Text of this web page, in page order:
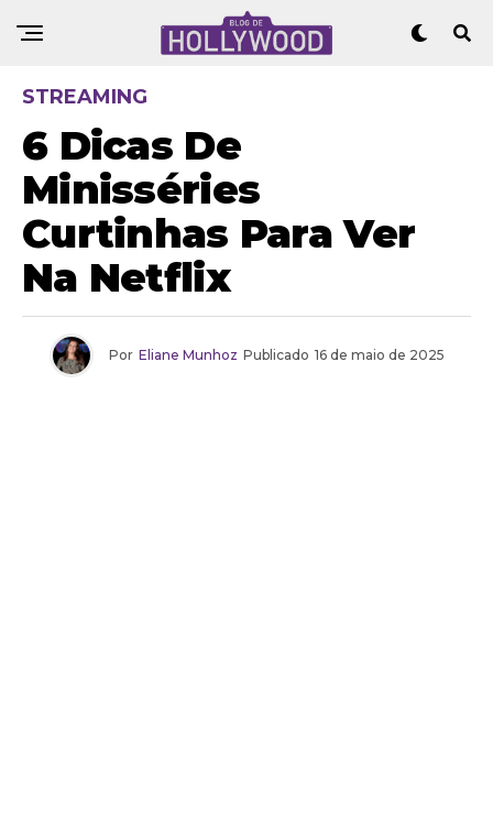
STREAMING
6 Dicas De
Minisséries
Curtinhas Para Ver
Na Netflix
Por Eliane Munhoz Publicado 16 de maio de 2025